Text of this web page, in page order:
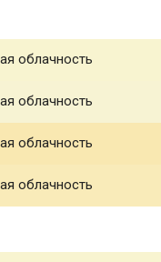
облачность
облачность
облачность
облачность